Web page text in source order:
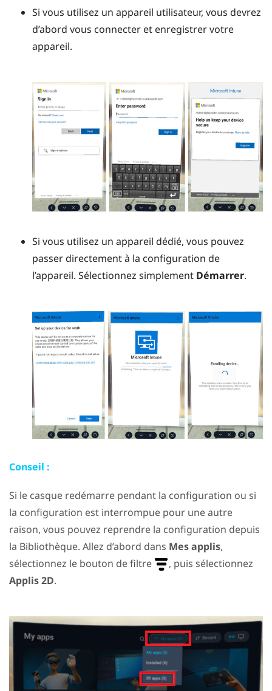
Si vous utilisez un appareil utilisateur, vous devrez
d’abord vous connecter et enregistrer votre
appareil.
Si vous utilisez un appareil dédié, vous pouvez
passer directement à la configuration de
l’appareil. Sélectionnez simplement Démarrer.
Conseil :
Si le casque redémarre pendant la configuration ou si
la configuration est interrompue pour une autre
raison, vous pouvez reprendre la configuration depuis
la Bibliothèque. Allez d’abord dans Mes applis,
sélectionnez le bouton de filtre
, puis sélectionnez
Applis 2D.